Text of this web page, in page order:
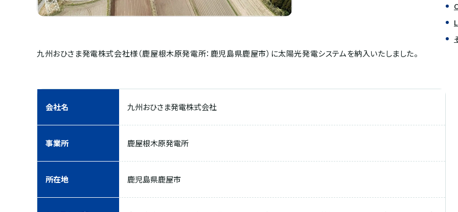
九州おひさま発電株式会社様（鹿屋根木原発電所：鹿児島県鹿屋市）に太陽光発電システムを納入いたしました。
会社名 九州おひさま発電株式会社
事業所 鹿屋根木原発電所
所在地 鹿児島県鹿屋市